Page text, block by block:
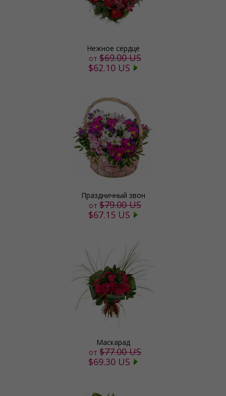
Нежное сердце
от $69.00 US
$62.10 US
Праздничный звон
от $79.00 US
$67.15 US
Маскарад
от $77.00 US
$69.30 US